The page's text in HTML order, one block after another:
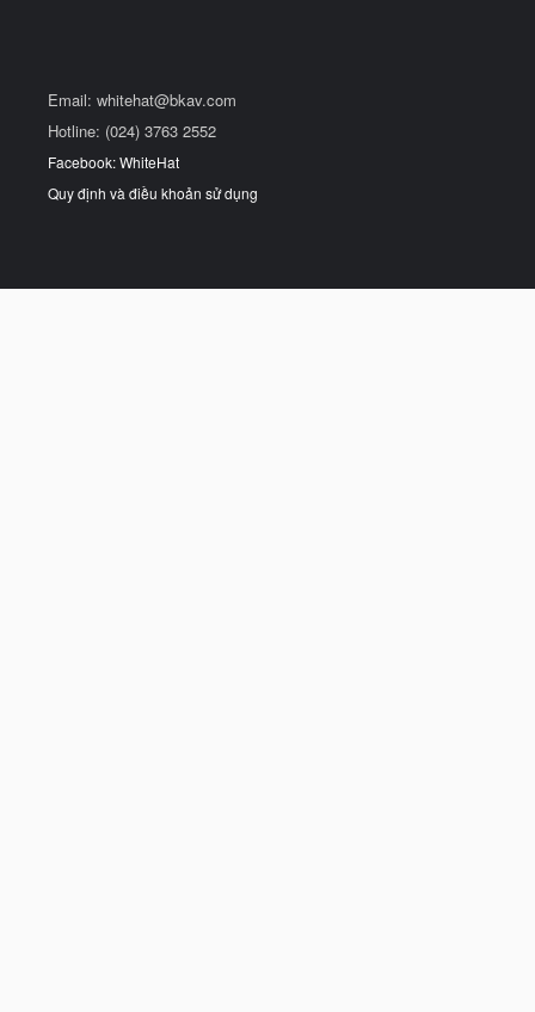
Email: whitehat@bkav.com
Hotline: (024) 3763 2552
Facebook: WhiteHat
Quy định và điều khoản sử dụng